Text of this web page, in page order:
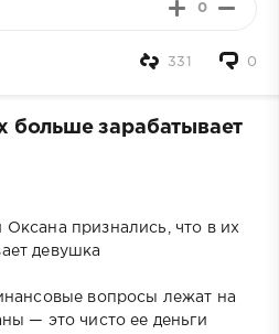
0
0
331
больше зарабатывает
признались, что в их
девушка
вопросы лежат на
— это чисто ее деньги